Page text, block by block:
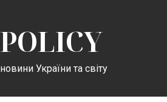
POLICY
України та світу